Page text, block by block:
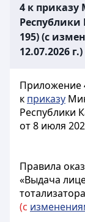
4 к приказу
Республики
195) (с
12.07.2026 г.)
Приложение
к приказу
Республики
от 8 июля
Правила
«Выдача
(с